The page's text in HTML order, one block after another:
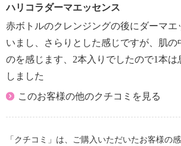
ハリコラダーマエッセンス
赤ボトルのクレンジングの後にダーマエ
いまし、さらりとした感じですが、肌の
のを感じます、2本入りでしたので1本は
しました
このお客様の他のクチコミを見る
「クチコミ」は、ご購入いただいたお客様の